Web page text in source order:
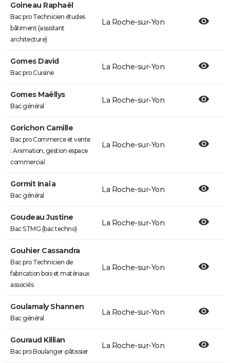
Goineau Raphaël
Bac pro Technicien études
bâtiment (assistant
architecture)
La Roche-sur-Yon
Gomes David
Bac pro Cuisine
La Roche-sur-Yon
Gomes Maëllys
Bac général
La Roche-sur-Yon
Gorichon Camille
Bac pro Commerce et vente
: Animation, gestion espace
commercial
La Roche-sur-Yon
Gormit Inaïa
Bac général
La Roche-sur-Yon
Goudeau Justine
Bac STMG (bac techno)
La Roche-sur-Yon
Gouhier Cassandra
Bac pro Technicien de
fabrication bois et matériaux
associés
La Roche-sur-Yon
Goulamaly Shannen
Bac général
La Roche-sur-Yon
Gouraud Killian
Bac pro Boulanger-pâtissier
La Roche-sur-Yon